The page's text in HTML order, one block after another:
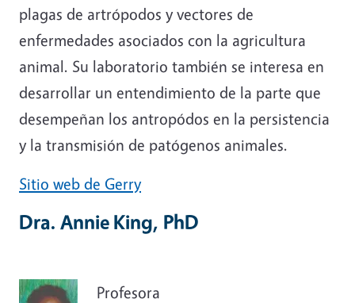
plagas de artrópodos y vectores de
enfermedades asociados con la agricultura
animal. Su laboratorio también se interesa en
desarrollar un entendimiento de la parte que
desempeñan los antropódos en la persistencia
y la transmisión de patógenos animales.
Sitio web de Gerry
Dra. Annie King, PhD
Profesora